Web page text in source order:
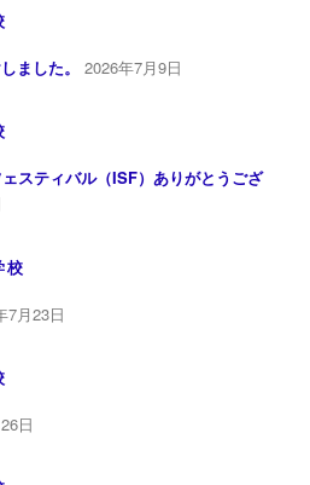
ました。 2026年7月9日
スティバル（ISF）ありがとうござ
校
7月23日
日